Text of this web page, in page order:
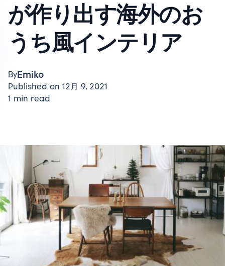
が作り出す海外のお
うち風インテリア
ByEmiko
Published on 12月 9, 2021
1 min read